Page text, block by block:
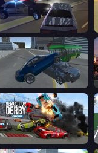
City Car Driving Simulator 3
Offroader V6
Demolition Derby 2